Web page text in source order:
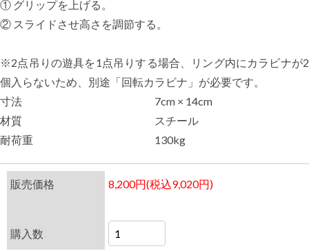
① グリップを上げる。
② スライドさせ高さを調節する。
※2点吊りの遊具を1点吊りする場合、リング内にカラビナが2
個入らないため、別途「回転カラビナ」が必要です。
寸法
7cm × 14cm
材質
スチール
耐荷重
130kg
販売価格 8,200円(税込9,020円)
購入数